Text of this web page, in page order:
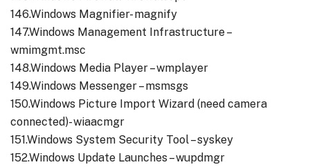
146.Windows Magnifier- magnify
147.Windows Management Infrastructure –
wmimgmt.msc
148.Windows Media Player – wmplayer
149.Windows Messenger – msmsgs
150.Windows Picture Import Wizard (need camera
connected)- wiaacmgr
151.Windows System Security Tool – syskey
152.Windows Update Launches – wupdmgr